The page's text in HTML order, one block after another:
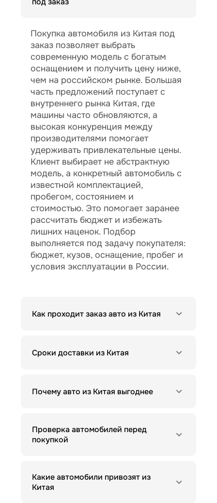
Покупка автомобиля из Китая под
заказ позволяет выбрать
современную модель с богатым
оснащением и получить цену ниже,
чем на российском рынке. Большая
часть предложений поступает с
внутреннего рынка Китая, где
машины часто обновляются, а
высокая конкуренция между
производителями помогает
удерживать привлекательные цены.
Клиент выбирает не абстрактную
модель, а конкретный автомобиль с
известной комплектацией,
пробегом, состоянием и
стоимостью. Это помогает заранее
рассчитать бюджет и избежать
лишних наценок. Подбор
выполняется под задачу покупателя:
бюджет, кузов, оснащение, пробег и
условия эксплуатации в России.
Как проходит заказ авто из Китая
Сроки доставки из Китая
Почему авто из Китая выгоднее
Проверка автомобилей перед
покупкой
Какие автомобили привозят из
Китая